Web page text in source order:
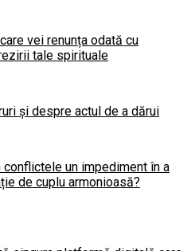
vei renunța odată cu
tale spirituale
și despre actul de a dărui
conflictele un impediment în a
de cuplu armonioasă?